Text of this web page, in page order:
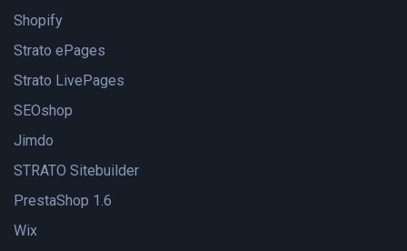
Shopify
Strato ePages
Strato LivePages
SEOshop
Jimdo
STRATO Sitebuilder
PrestaShop 1.6
Wix